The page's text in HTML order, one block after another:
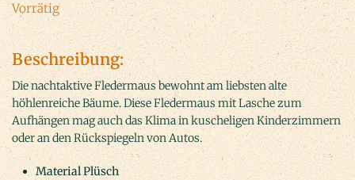
Vorrätig
Beschreibung:
Die nachtaktive Fledermaus bewohnt am liebsten alte
höhlenreiche Bäume. Diese Fledermaus mit Lasche zum
Aufhängen mag auch das Klima in kuscheligen Kinderzimmern
oder an den Rückspiegeln von Autos.
Material Plüsch